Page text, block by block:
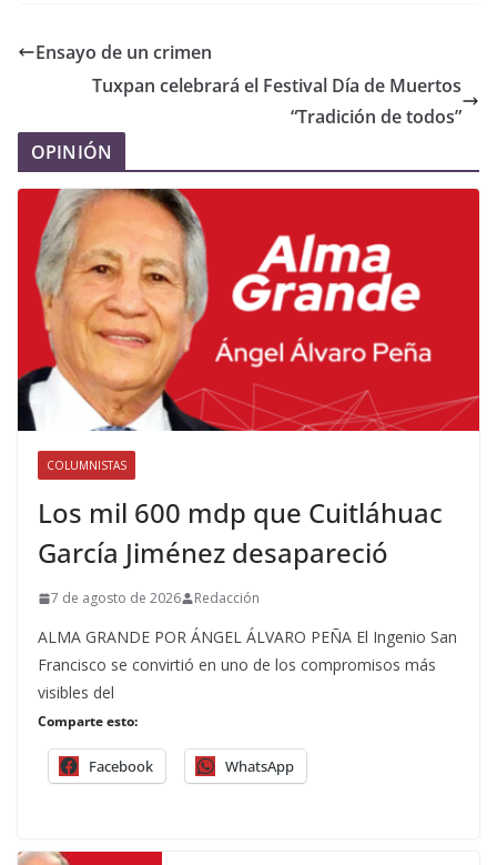
Ensayo de un crimen
Tuxpan celebrará el Festival Día de Muertos
“Tradición de todos”
OPINIÓN
COLUMNISTAS
Los mil 600 mdp que Cuitláhuac
García Jiménez desapareció
7 de agosto de 2026 Redacción
ALMA GRANDE POR ÁNGEL ÁLVARO PEÑA El Ingenio San
Francisco se convirtió en uno de los compromisos más
visibles del
Comparte esto:
Facebook WhatsApp